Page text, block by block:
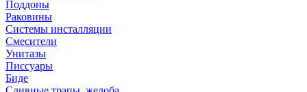
Поддоны
Раковины
Системы инсталляции
Смесители
Унитазы
Писсуары
Биде